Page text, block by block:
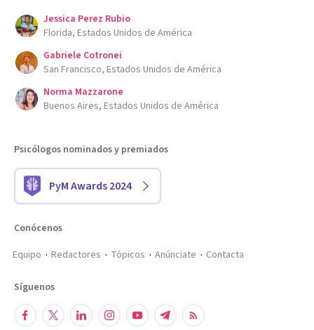
Jessica Perez Rubio
Florida, Estados Unidos de América
Gabriele Cotronei
San Francisco, Estados Unidos de América
Norma Mazzarone
Buenos Aires, Estados Unidos de América
Psicólogos nominados y premiados
PyM Awards 2024
Conócenos
Equipo
Redactores Tópicos Anúnciate Contacta
Síguenos